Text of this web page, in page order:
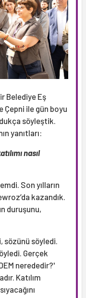
Belediye Eş
Çepni ile gün boyu
söyleştik.
yanıtları:
nasıl
Son yılların
kazandık.
duruşunu,
sözünü söyledi.
Gerçek
nerededir?'
Katılım